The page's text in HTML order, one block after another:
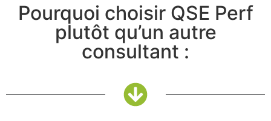
Pourquoi choisir QSE Perf
plutôt qu’un autre
consultant :